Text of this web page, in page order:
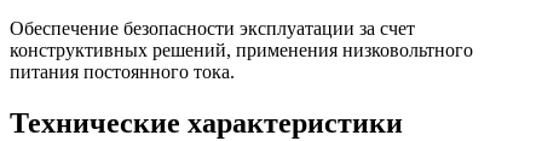
Обеспечение безопасности эксплуатации за счет
конструктивных решений, применения низковольтного
питания постоянного тока.
Технические характеристики